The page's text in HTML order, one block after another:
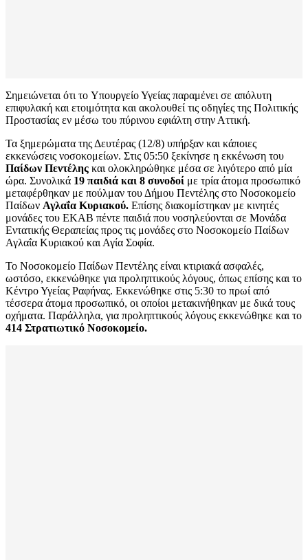
Σημειώνεται ότι το Υπουργείο Υγείας παραμένει σε απόλυτη
επιφυλακή και ετοιμότητα και ακολουθεί τις οδηγίες της Πολιτικής
Προστασίας εν μέσω του πύρινου εφιάλτη στην Αττική.
Τα ξημερώματα της Δευτέρας (12/8) υπήρξαν και κάποιες
εκκενώσεις νοσοκομείων. Στις 05:50 ξεκίνησε η εκκένωση του
Παίδων Πεντέλης και ολοκληρώθηκε μέσα σε λιγότερο από μία
ώρα. Συνολικά 19 παιδιά και 8 συνοδοί με τρία άτομα προσωπικό
μεταφέρθηκαν με πούλμαν του Δήμου Πεντέλης στο Νοσοκομείο
Παίδων Αγλαΐα Κυριακού. Επίσης διακομίστηκαν με κινητές
μονάδες του ΕΚΑΒ πέντε παιδιά που νοσηλεύονται σε Μονάδα
Εντατικής Θεραπείας προς τις μονάδες στο Νοσοκομείο Παίδων
Αγλαΐα Κυριακού και Αγία Σοφία.
Το Νοσοκομείο Παίδων Πεντέλης είναι κτιριακά ασφαλές,
ωστόσο, εκκενώθηκε για προληπτικούς λόγους, όπως επίσης και το
Κέντρο Υγείας Ραφήνας. Εκκενώθηκε στις 5:30 το πρωί από
τέσσερα άτομα προσωπικό, οι οποίοι μετακινήθηκαν με δικά τους
οχήματα. Παράλληλα, για προληπτικούς λόγους εκκενώθηκε και το
414 Στρατιωτικό Νοσοκομείο.